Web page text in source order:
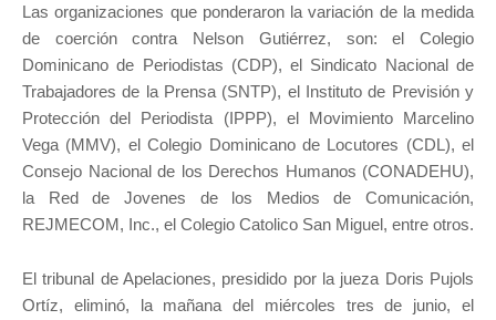
Las organizaciones que ponderaron la variación de la medida
de coerción contra Nelson Gutiérrez, son: el Colegio
Dominicano de Periodistas (CDP), el Sindicato Nacional de
Trabajadores de la Prensa (SNTP), el Instituto de Previsión y
Protección del Periodista (IPPP), el Movimiento Marcelino
Vega (MMV), el Colegio Dominicano de Locutores (CDL), el
Consejo Nacional de los Derechos Humanos (CONADEHU),
la Red de Jovenes de los Medios de Comunicación,
REJMECOM, Inc., el Colegio Catolico San Miguel, entre otros.
El tribunal de Apelaciones, presidido por la jueza Doris Pujols
Ortíz, eliminó, la mañana del miércoles tres de junio, el